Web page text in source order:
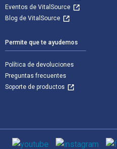
Eventos de VitalSource
Blog de VitalSource
Permite que te ayudemos
Política de devoluciones
Preguntas frecuentes
Soporte de productos
Medios de comunicación social